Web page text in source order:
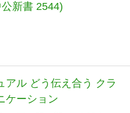
新書 2544)
アル どう伝え合う クラ
ケーション